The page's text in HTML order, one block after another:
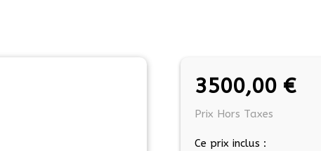
3500,00 €
Prix Hors Taxes
Ce prix inclus :